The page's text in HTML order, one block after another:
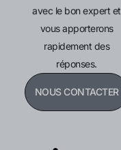
avec le bon expert et
vous apporterons
rapidement des
réponses.
NOUS CONTACTER